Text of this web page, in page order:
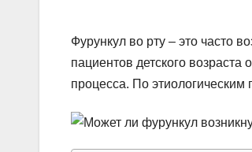
Фурункул во рту – это часто
пациентов детского возраста
процесса. По этиологическим